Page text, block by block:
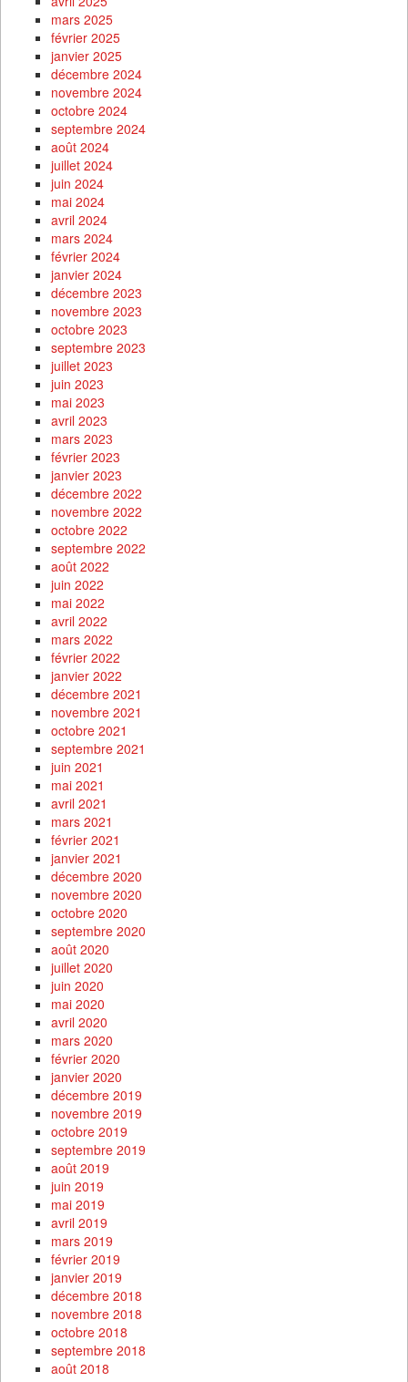
mars 2025
février 2025
janvier 2025
décembre 2024
novembre 2024
octobre 2024
septembre 2024
août 2024
juillet 2024
juin 2024
mai 2024
avril 2024
mars 2024
février 2024
janvier 2024
décembre 2023
novembre 2023
octobre 2023
septembre 2023
juillet 2023
juin 2023
mai 2023
avril 2023
mars 2023
février 2023
janvier 2023
décembre 2022
novembre 2022
octobre 2022
septembre 2022
août 2022
juin 2022
mai 2022
avril 2022
mars 2022
février 2022
janvier 2022
décembre 2021
novembre 2021
octobre 2021
septembre 2021
juin 2021
mai 2021
avril 2021
mars 2021
février 2021
janvier 2021
décembre 2020
novembre 2020
octobre 2020
septembre 2020
août 2020
juillet 2020
juin 2020
mai 2020
avril 2020
mars 2020
février 2020
janvier 2020
décembre 2019
novembre 2019
octobre 2019
septembre 2019
août 2019
juin 2019
mai 2019
avril 2019
mars 2019
février 2019
janvier 2019
décembre 2018
novembre 2018
octobre 2018
septembre 2018
août 2018